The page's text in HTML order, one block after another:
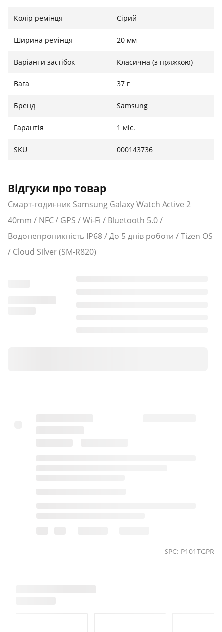
Колір ремінця Сірий
Ширина ремінця 20 мм
Варіанти застібок Класична (з пряжкою)
Вага 37 г
Бренд Samsung
Гарантія 1 міс.
SKU 000143736
Відгуки про товар
Смарт-годинник Samsung Galaxy Watch Active 2
40mm / NFC / GPS / Wi-Fi / Bluetooth 5.0 /
Водонепроникність IP68 / До 5 днів роботи / Tizen OS
/ Cloud Silver (SM-R820)
SPC: P101TGPR